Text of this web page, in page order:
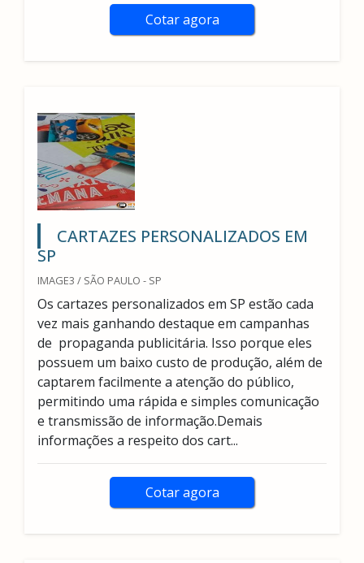
Cotar agora
CARTAZES PERSONALIZADOS EM
SP
IMAGE3 / SÃO PAULO - SP
Os cartazes personalizados em SP estão cada
vez mais ganhando destaque em campanhas
de propaganda publicitária. Isso porque eles
possuem um baixo custo de produção, além de
captarem facilmente a atenção do público,
permitindo uma rápida e simples comunicação
e transmissão de informação.Demais
informações a respeito dos cart...
Cotar agora